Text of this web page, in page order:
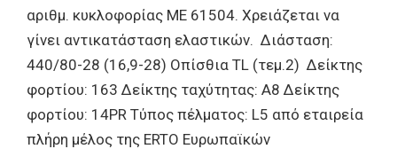
αριθμ. κυκλοφορίας ΜΕ 61504. Χρειάζεται να
γίνει αντικατάσταση ελαστικών. Διάσταση:
440/80-28 (16,9-28) Οπίσθια TL (τεμ.2) Δείκτης
φορτίου: 163 Δείκτης ταχύτητας: Α8 Δείκτης
φορτίου: 14PR Τύπος πέλματος: L5 από εταιρεία
πλήρη μέλος της ERTO Ευρωπαϊκών